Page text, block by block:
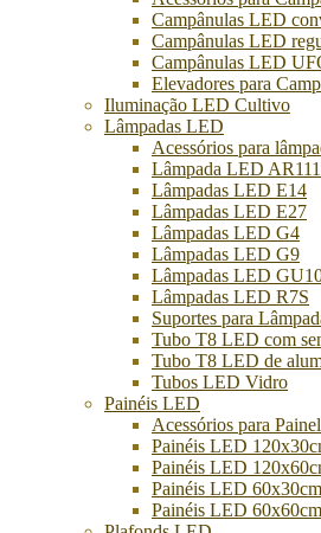
Campânulas LED
Campânulas LED
Campânulas LED
Elevadores para
Iluminação LED Cultivo
Lâmpadas LED
Acessórios para
Lâmpada LED AR111
Lâmpadas LED E14
Lâmpadas LED E27
Lâmpadas LED G4
Lâmpadas LED G9
Lâmpadas LED
Lâmpadas LED R7S
Suportes para
Tubo T8 LED com
Tubo T8 LED de
Tubos LED Vidro
Painéis LED
Acessórios para
Painéis LED
Painéis LED
Painéis LED 60x30cm
Painéis LED 60x60cm